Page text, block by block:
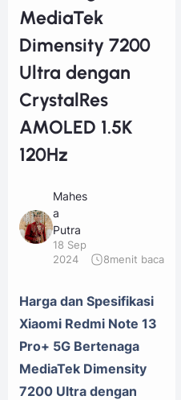
MediaTek
Dimensity 7200
Ultra dengan
CrystalRes
AMOLED 1.5K
120Hz
Mahes
a
Putra
18 Sep
2024
8menit baca
Harga dan Spesifikasi
Xiaomi Redmi Note 13
Pro+ 5G Bertenaga
MediaTek Dimensity
7200 Ultra dengan